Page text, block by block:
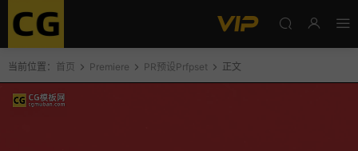
当前位置： 首页 Premiere PR预设Prfpset 正文